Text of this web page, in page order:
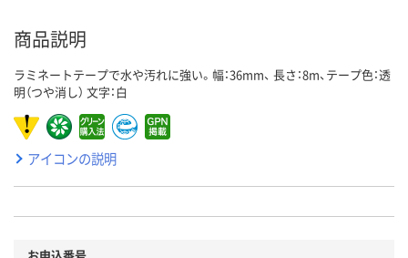
商品説明
ラミネートテープで水や汚れに強い。幅：36mm、 長さ：8m、テープ色：透
明（つや消し） 文字：白
アイコンの説明
お申込番号